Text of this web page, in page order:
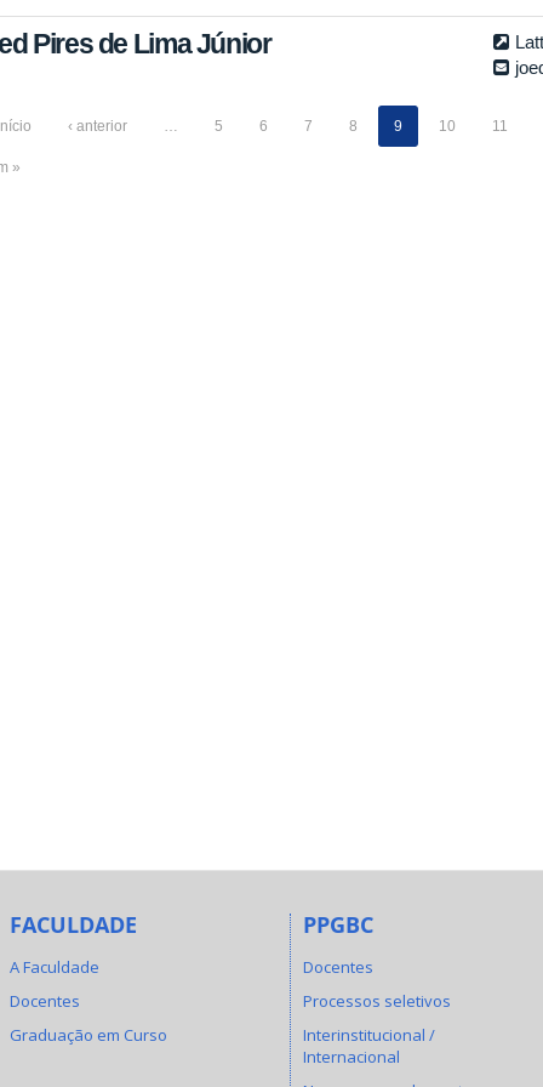
Pires de Lima Júnior
‹ anterior 5 6 7 8 9 10 11
»
FACULDADE
A Faculdade
Docentes
Graduação em Curso
PPGBC
Docentes
Processos seletivos
Interinstitucional /
Internacional